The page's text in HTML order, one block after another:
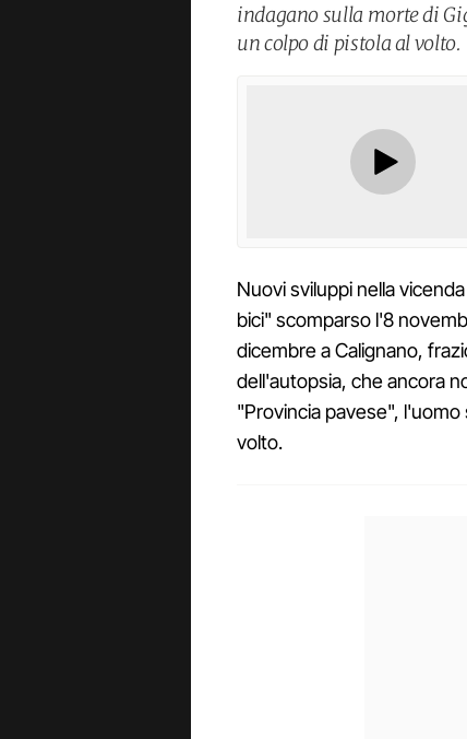
indagano sulla morte di
un colpo di pistola al volto.
Nuovi sviluppi nella
bici" scomparso l'8
dicembre a Calignano,
dell'autopsia, che ancora
"Provincia pavese",
volto.